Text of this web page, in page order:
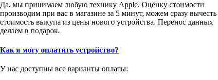
Да, мы принимаем любую технику Apple. Оценку стоимости
производим при вас в магазине за 5 минут, можем сразу вычесть
стоимость выкупа из цены нового устройства. Перенос данных
делаем в подарок.
Как я могу оплатить устройство?
У нас доступны все варианты оплаты: